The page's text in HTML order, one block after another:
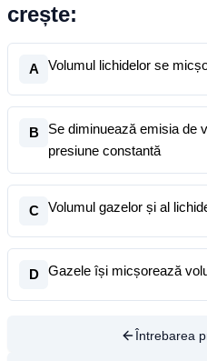
crește:
A Volumul lichidelor se
B
Se diminuează emisia de
presiune constantă
C Volumul gazelor și al
D Gazele își micșorează
Întrebarea